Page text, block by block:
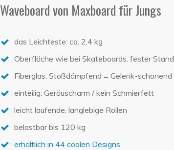
Waveboard von Maxboard für Jungs
das Leichteste: ca. 2,4 kg
Oberfläche wie bei Skateboards: fester Stand
Fiberglas: Stoßdämpfend = Gelenk-schonend
einteilig: Geräuscharm / kein Schmierfett
leicht laufende, langlebige Rollen
belastbar bis 120 kg
erhältlich in 44 coolen Designs